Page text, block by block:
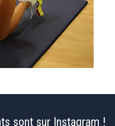
sont sur Instagram !